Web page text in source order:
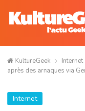
KultureGeek Internet
après des arnaques via
Internet